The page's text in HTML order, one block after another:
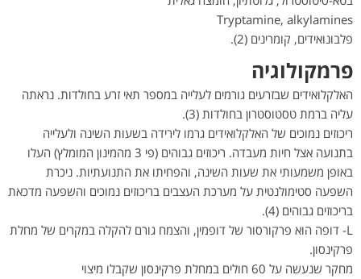
Tryptamine, alkylamines
פלבונואידים, קומרינים (2).
פרמקולוגיה
האלקלואידים שבזרעים גורמים לעלייה במספר תאי זרע בחולדות. נראתה
עליה ברמת טסטוסטרון בחולדות (3).
ריכוזים נמוכים של האלקלואידים גרמו לירידה בשעות השינה ולעלייה
בתנועה אצל חיות מעבדה. ריכוזים גבוהים (פי 3 מהמינון המומלץ) העלו
באופן משמעותי את שעות השינה, והפחיתו את התנועתיות. ניכרת
השפעה סטימולנטית על מערכת העצבים בריכוזים נמוכים והשפעה מדכאת
בריכוזים גבוהים (4).
L- דופה הוא פרקורסור של דופמין, והצמח גורם להקלה במקרים של מחלת
פרקינסון.
מחקר שנעשה על 60 חולים במחלת פרקינסון שקבלו מיצוי